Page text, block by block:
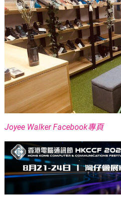
Joyee Walker Facebook專頁